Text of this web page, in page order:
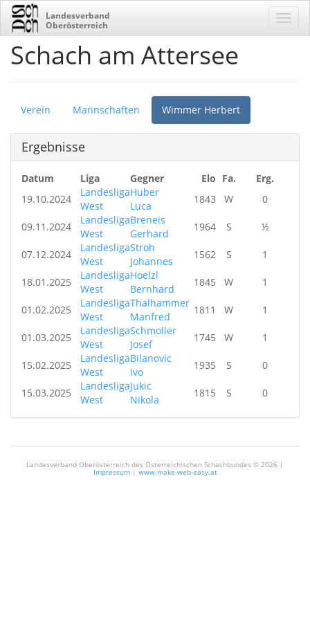
Landesverband
Oberösterreich
Schach am Attersee
Verein Mannschaften Wimmer Herbert
Ergebnisse
Datum Liga Gegner Elo Fa.
Erg.
19.10.2024
Landesliga
West
Huber
Luca
1843 W 0
09.11.2024
Landesliga
West
Breneis
Gerhard
1964 S ½
07.12.2024
Landesliga
West
Stroh
Johannes
1562 S 1
18.01.2025
Landesliga
West
Hoelzl
Bernhard
1845 W 1
01.02.2025
Landesliga
West
Thalhammer
Manfred
1811 W 1
01.03.2025
Landesliga
West
Schmoller
Josef
1745 W 1
15.02.2025
Landesliga
West
Bilanovic
Ivo
1935 S 0
15.03.2025
Landesliga
West
Jukic
Nikola
1815 S 0
Landesverband Oberösterreich des Österreichischen Schachbundes © 2026 |
Impressum| www.make-web-easy.at